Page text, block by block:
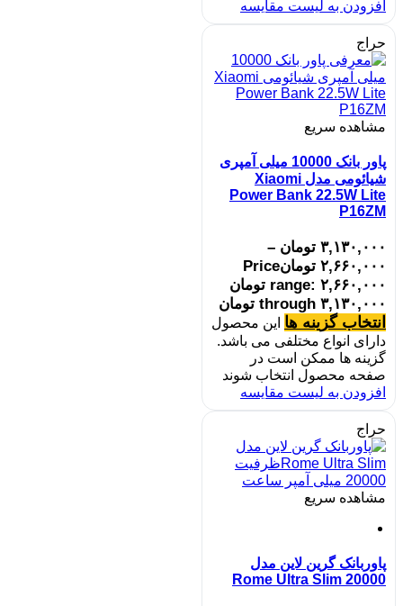
افزودن به لیست مقایسه
حراج
مشاهده سریع
پاور بانک 10000 میلی آمپری
شیائومی مدل Xiaomi
Power Bank 22.5W Lite
P16ZM
۳,۱۳۰,۰۰۰ تومان –
۲,۶۶۰,۰۰۰ تومانPrice
range: ۲,۶۶۰,۰۰۰ تومان
through ۳,۱۳۰,۰۰۰ تومان
انتخاب گزینه ها این محصول
دارای انواع مختلفی می باشد.
گزینه ها ممکن است در
صفحه محصول انتخاب شوند
افزودن به لیست مقایسه
حراج
مشاهده سریع
پاوربانک گرین لاین مدل
Rome Ultra Slim 20000